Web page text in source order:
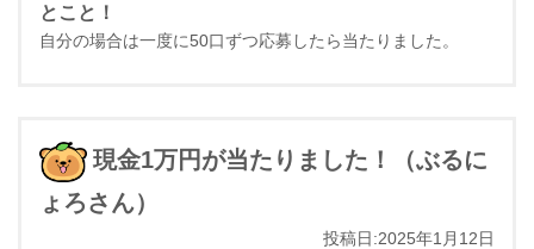
とこと！
自分の場合は一度に50口ずつ応募したら当たりました。
現金1万円が当たりました！（ぶるに
ょろさん）
投稿日:2025年1月12日